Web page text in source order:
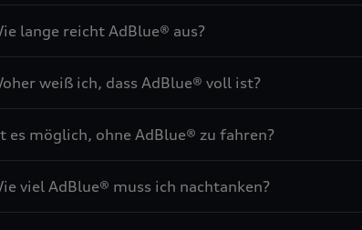
lange reicht AdBlue® aus?
weiß ich, dass AdBlue® voll ist?
es möglich, ohne AdBlue® zu fahren?
viel AdBlue® muss ich nachtanken?